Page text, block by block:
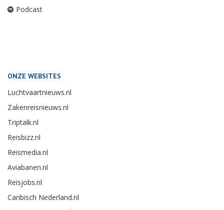
Podcast
ONZE WEBSITES
Luchtvaartnieuws.nl
Zakenreisnieuws.nl
Triptalk.nl
Reisbizz.nl
Reismedia.nl
Aviabanen.nl
Reisjobs.nl
Caribisch Nederland.nl